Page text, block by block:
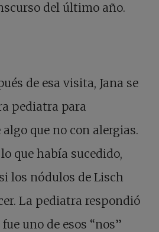
del último año.
de esa visita, Jana se
pediatra para
que no con alergias.
que había sucedido,
los nódulos de Lisch
La pediatra respondió
uno de esos “nos”